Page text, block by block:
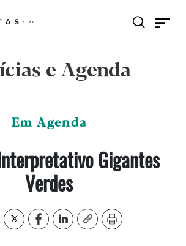
e Agenda
Em Agenda
Gigantes
Verdes